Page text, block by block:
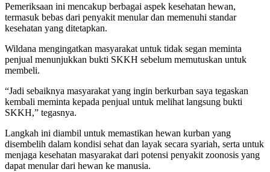
Pemeriksaan ini mencakup berbagai aspek kesehatan hewan,
termasuk bebas dari penyakit menular dan memenuhi standar
kesehatan yang ditetapkan.
Wildana mengingatkan masyarakat untuk tidak segan meminta
penjual menunjukkan bukti SKKH sebelum memutuskan untuk
membeli.
“Jadi sebaiknya masyarakat yang ingin berkurban saya tegaskan
kembali meminta kepada penjual untuk melihat langsung bukti
SKKH,” tegasnya.
Langkah ini diambil untuk memastikan hewan kurban yang
disembelih dalam kondisi sehat dan layak secara syariah, serta untuk
menjaga kesehatan masyarakat dari potensi penyakit zoonosis yang
dapat menular dari hewan ke manusia.